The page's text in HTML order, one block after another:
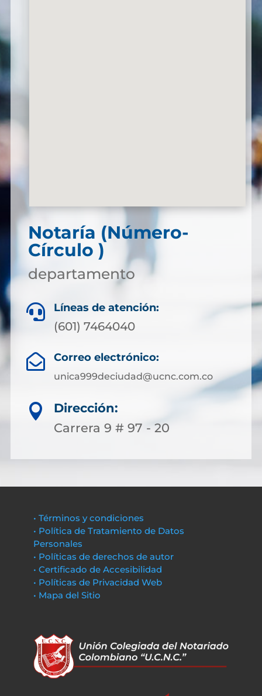
Notaría (Número-
Círculo )
departamento
 Líneas de atención:
(601) 7464040
 Correo electrónico:
unica999deciudad@ucnc.com.co

Dirección:
Carrera 9 # 97 - 20
• Términos y condiciones
• Política de Tratamiento de Datos
Personales
• Políticas de derechos de autor
• Certificado de Accesibilidad
• Políticas de Privacidad Web
• Mapa del Sitio